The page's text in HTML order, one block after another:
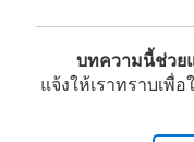
บทความนี้ช่ว
แจ้งให้เราทราบเพื่